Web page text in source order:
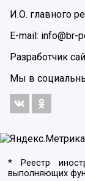
И.О. главного
E-mail: info@br-
Разработчик
Мы в
* Реестр
выполняющих